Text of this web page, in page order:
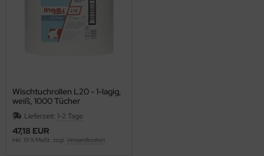
Wischtuchrollen L20 - 1-lagig,
weiß, 1000 Tücher
Lieferzeit: 1-2 Tage
47,18 EUR
inkl. 19 % MwSt. zzgl. Versandkosten